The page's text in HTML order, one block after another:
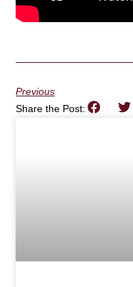
Previous
Share the Post: